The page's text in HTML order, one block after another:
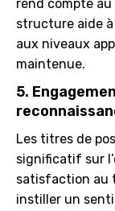
rend compte
structure aide
aux niveaux
maintenue.
5.
Les titres de
significatif sur
satisfaction au
instiller un